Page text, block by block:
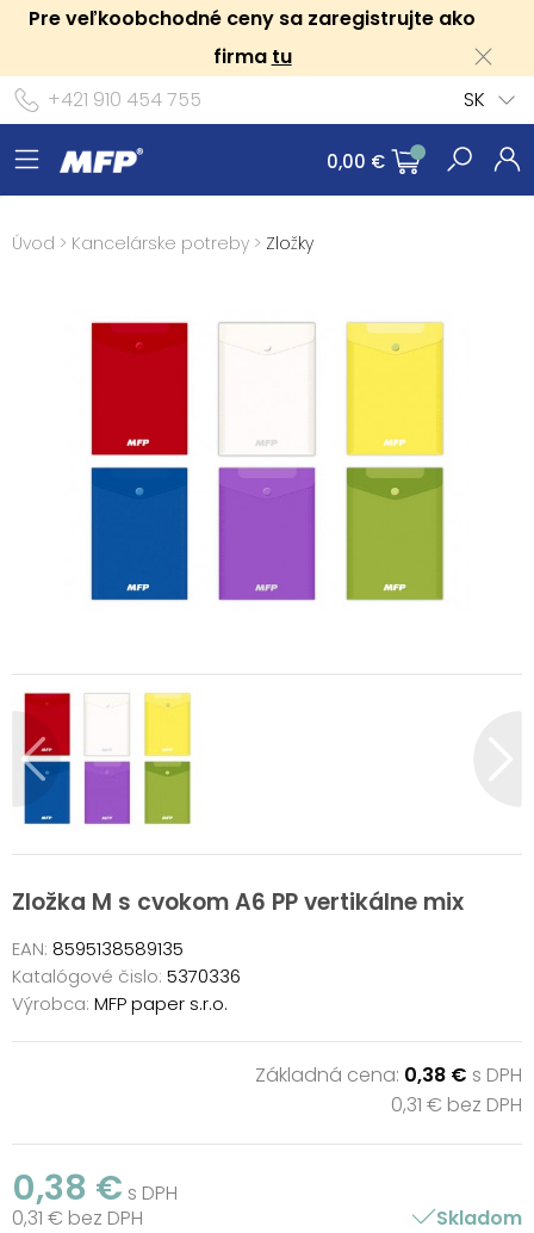
Pre veľkoobchodné ceny sa zaregistrujte ako
firma tu
+421 910 454 755
SK
0,00 €
Úvod > Kancelárske potreby > Zložky
Zložka M s cvokom A6 PP vertikálne mix
EAN: 8595138589135
Katalógové čislo: 5370336
Výrobca: MFP paper s.r.o.
Základná cena: 0,38 € s DPH
0,31 € bez DPH
0,38 € s DPH
0,31 € bez DPH
Skladom